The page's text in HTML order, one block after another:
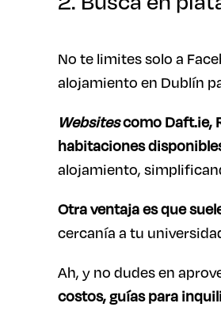
No te limites solo a
alojamiento en Dublín
Websitescomo Daft.ie,
habitaciones
alojamiento,
Otra ventaja es que
cercanía a tu
Ah, y no dudes en
costos, guías para